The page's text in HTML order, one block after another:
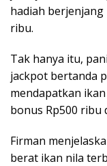
hadiah berjenjang
ribu.
Tak hanya itu,
jackpot bertanda
mendapatkan
bonus Rp500 ribu
Firman
berat ikan nila